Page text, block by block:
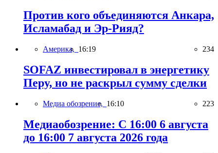
Против кого объединяются Анкара,
Исламабад и Эр-Рияд?
Америка, 16:19 234
SOFAZ инвестировал в энергетику
Перу, но не раскрыл сумму сделки
Медиа обозрение, 16:10 223
Медиаобозрение: С 16:00 6 августа
до 16:00 7 августа 2026 года